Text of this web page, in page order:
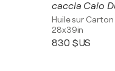
caccia Caio
Huile sur Carton
28x39in
830 $US